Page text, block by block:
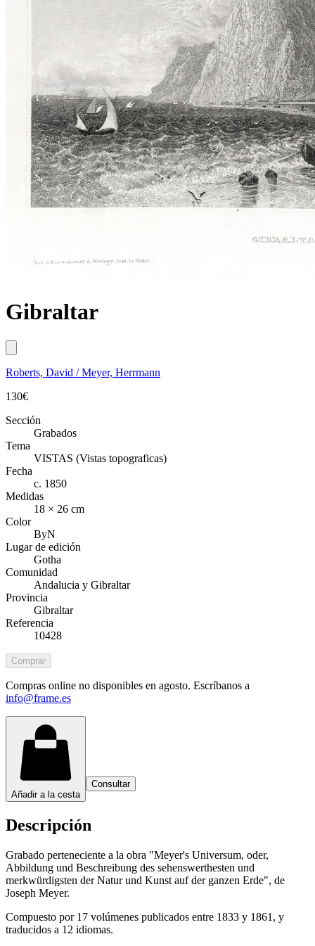
Gibraltar
Roberts, David / Meyer, Herrmann
130€
Sección
Grabados
Tema
VISTAS (Vistas topograficas)
Fecha
c. 1850
Medidas
18 × 26 cm
Color
ByN
Lugar de edición
Gotha
Comunidad
Andalucia y Gibraltar
Provincia
Gibraltar
Referencia
10428
Comprar
Compras online no disponibles en agosto. Escríbanos a
info@frame.es
Añadir a la cesta
Consultar
Descripción
Grabado perteneciente a la obra "Meyer's Universum, oder,
Abbildung und Beschreibung des sehenswerthesten und
merkwürdigsten der Natur und Kunst auf der ganzen Erde", de
Joseph Meyer.
Compuesto por 17 volúmenes publicados entre 1833 y 1861, y
traducidos a 12 idiomas.